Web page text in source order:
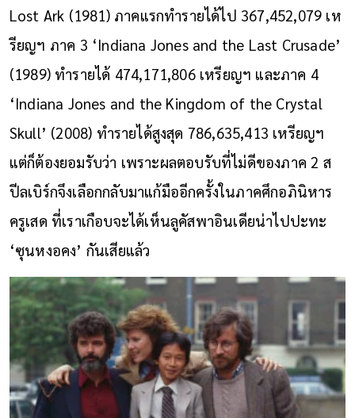
Lost Ark (1981) ภาคแรกทำรายได้ไป 367,452,079 เห
รียญฯ ภาค 3 ‘Indiana Jones and the Last Crusade’
(1989) ทำรายได้ 474,171,806 เหรียญฯ และภาค 4
‘Indiana Jones and the Kingdom of the Crystal
Skull’ (2008) ทำรายได้สูงสุด 786,635,413 เหรียญฯ
แต่ก็ต้องยอมรับว่า เพราะผลตอบรับที่ไม่ดีของภาค 2 ส
ปีลเบิร์กจึงเลือกกลับมาแก้มืออีกครั้งในภาคศึกอภินิหาร
ครูเสด ที่เราเกือบจะได้เห็นลูคัสพาอินเดียน่าไปปะทะ
‘ซุนหงอคง’ กันเสียแล้ว